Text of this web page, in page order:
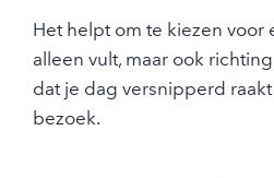
Het helpt om te kiezen voor
alleen vult, maar ook
dat je dag versnipperd
bezoek.